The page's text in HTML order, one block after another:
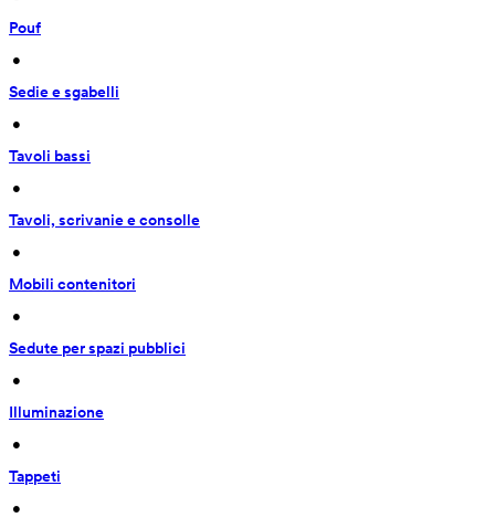
Pouf
•
Sedie e sgabelli
•
Tavoli bassi
•
Tavoli, scrivanie e consolle
•
Mobili contenitori
•
Sedute per spazi pubblici
•
Illuminazione
•
Tappeti
•